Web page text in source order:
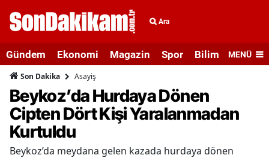
Ara
Gündem Ekonomi Magazin Spor Bilim veMENÜ
Son Dakika Asayiş
Beykoz’da Hurdaya Dönen
Cipten Dört Kişi Yaralanmadan
Kurtuldu
Beykoz’da meydana gelen kazada hurdaya dönen